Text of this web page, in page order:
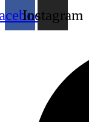
Instagram